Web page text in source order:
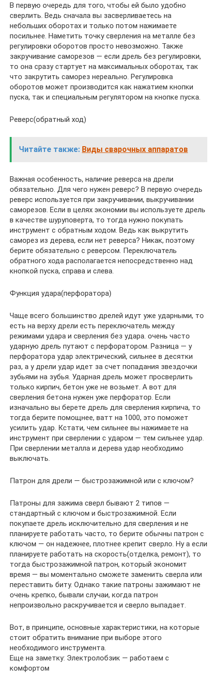
В первую очередь для того, чтобы ей было удобно
сверлить. Ведь сначала вы засверливаетесь на
небольших оборотах и только потом нажимаете
посильнее. Наметить точку сверления на металле без
регулировки оборотов просто невозможно. Также
закручивание саморезов — если дрель без регулировки,
то она сразу стартует на максимальных оборотах, так
что закрутить саморез нереально. Регулировка
оборотов может производится как нажатием кнопки
пуска, так и специальным регулятором на кнопке пуска.
Реверс(обратный ход)
Читайте также: Виды сварочных аппаратов
Важная особенность, наличие реверса на дрели
обязательно. Для чего нужен реверс? В первую очередь
реверс используется при закручивании, выкручивании
саморезов. Если в целях экономии вы используете дрель
в качестве шуруповерта, то тогда нужно покупать
инструмент с обратным ходом. Ведь как выкрутить
саморез из дерева, если нет реверса? Никак, поэтому
берите обязательно с реверсом. Переключатель
обратного хода располагается непосредственно над
кнопкой пуска, справа и слева.
Функция удара(перфоратора)
Чаще всего большинство дрелей идут уже ударными, то
есть на верху дрели есть переключатель между
режимами удара и сверления без удара. очень часто
ударную дрель путают с перфоратором. Разница — у
перфоратора удар электрический, сильнее в десятки
раз, а у дрели удар идет за счет попадания звездочки
зубьями на зубья. Ударная дрель может просверлить
только кирпич, бетон уже не возьмет. А вот для
сверления бетона нужен уже перфоратор. Если
изначально вы берете дрель для сверления кирпича, то
тогда берите помощнее, ватт на 1000, это поможет
усилить удар. Кстати, чем сильнее вы нажимаете на
инструмент при сверлении с ударом — тем сильнее удар.
При сверлении металла и дерева удар необходимо
выключать.
Патрон для дрели — быстрозажимной или с ключом?
Патроны для зажима сверл бывают 2 типов —
стандартный с ключом и быстрозажимной. Если
покупаете дрель исключительно для сверления и не
планируете работать часто, то берите обычны патрон с
ключом — он надежнее, плотнее крепит сверло. Ну а если
планируете работать на скорость(отделка, ремонт), то
тогда быстрозажимной патрон, который экономит
время — вы моментально сможете заменить сверла или
переставить биту. Однако такие патроны зажимают не
очень крепко, бывали случаи, когда патрон
непроизвольно раскручивается и сверло выпадает.
Вот, в принципе, основные характеристики, на которые
стоит обратить внимание при выборе этого
необходимого инструмента.
Еще на заметку: Электролобзик — работаем с
комфортом